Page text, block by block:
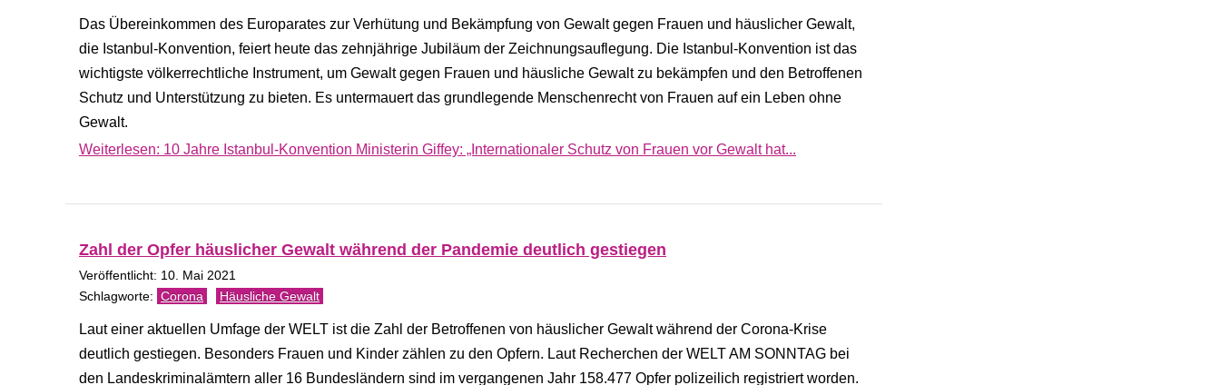
Das Übereinkommen des Europarates zur Verhütung und Bekämpfung von Gewalt gegen Frauen und häuslicher Gewalt,
die Istanbul-Konvention, feiert heute das zehnjährige Jubiläum der Zeichnungsauflegung. Die Istanbul-Konvention ist das
wichtigste völkerrechtliche Instrument, um Gewalt gegen Frauen und häusliche Gewalt zu bekämpfen und den Betroffenen
Schutz und Unterstützung zu bieten. Es untermauert das grundlegende Menschenrecht von Frauen auf ein Leben ohne
Gewalt.
Weiterlesen: 10 Jahre Istanbul-Konvention Ministerin Giffey: „Internationaler Schutz von Frauen vor Gewalt hat...
Zahl der Opfer häuslicher Gewalt während der Pandemie deutlich gestiegen
Veröffentlicht: 10. Mai 2021
Corona Häusliche Gewalt
Laut einer aktuellen Umfage der WELT ist die Zahl der Betroffenen von häuslicher Gewalt während der Corona-Krise
deutlich gestiegen. Besonders Frauen und Kinder zählen zu den Opfern. Laut Recherchen der WELT AM SONNTAG bei
den Landeskriminalämtern aller 16 Bundesländern sind im vergangenen Jahr 158.477 Opfer polizeilich registriert worden.